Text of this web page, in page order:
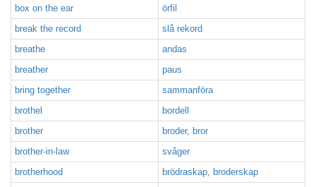
box on the ear
örfil
break the record
slå rekord
breathe
andas
breather
paus
bring together
sammanföra
brothel
bordell
brother
broder, bror
brother-in-law
svåger
brotherhood
brödraskap, broderskap